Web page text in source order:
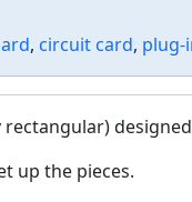
, circuit card, plug-
up the pieces.